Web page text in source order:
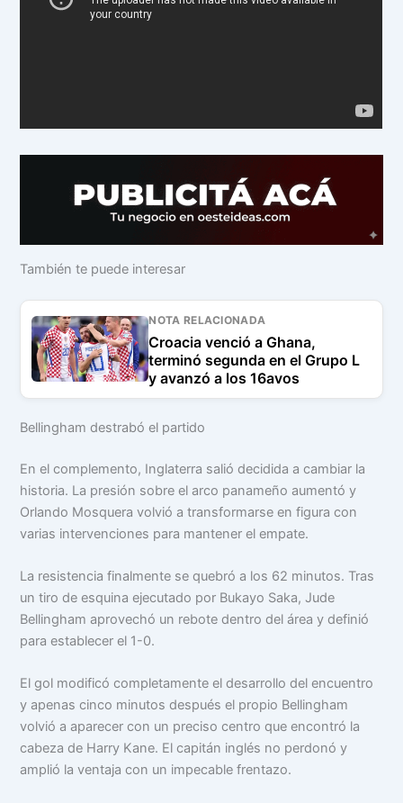
También te puede interesar
NOTA RELACIONADA
Croacia venció a Ghana,
terminó segunda en el Grupo L
y avanzó a los 16avos
Bellingham destrabó el partido
En el complemento, Inglaterra salió decidida a cambiar la
historia. La presión sobre el arco panameño aumentó y
Orlando Mosquera volvió a transformarse en figura con
varias intervenciones para mantener el empate.
La resistencia finalmente se quebró a los 62 minutos. Tras
un tiro de esquina ejecutado por Bukayo Saka, Jude
Bellingham aprovechó un rebote dentro del área y definió
para establecer el 1-0.
El gol modificó completamente el desarrollo del encuentro
y apenas cinco minutos después el propio Bellingham
volvió a aparecer con un preciso centro que encontró la
cabeza de Harry Kane. El capitán inglés no perdonó y
amplió la ventaja con un impecable frentazo.